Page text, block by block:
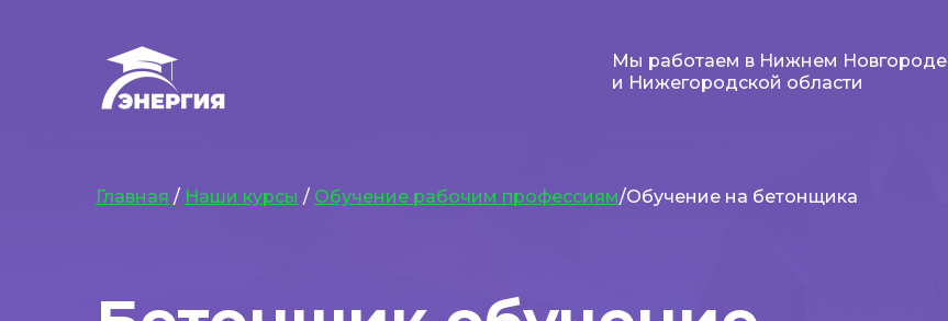
Мы работаем в Нижнем Новгороде
и Нижегородской области
Главная / Наши курсы / Обучение рабочим профессиям/Обучение на бетонщика